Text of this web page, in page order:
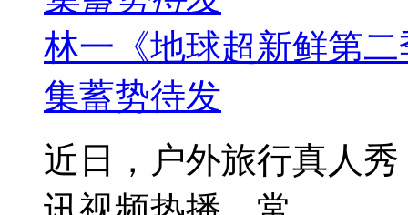
林一《地球超新鲜第
集蓄势待发
近日，户外旅行真人